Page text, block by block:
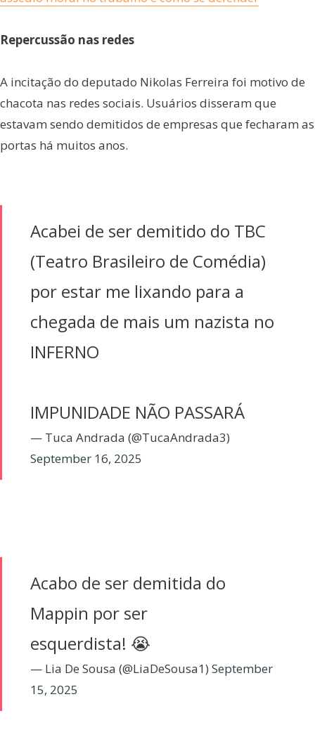
Repercussão nas redes
A incitação do deputado Nikolas Ferreira foi motivo de
chacota nas redes sociais. Usuários disseram que
estavam sendo demitidos de empresas que fecharam as
portas há muitos anos.
Acabei de ser demitido do TBC
(Teatro Brasileiro de Comédia)
por estar me lixando para a
chegada de mais um nazista no
INFERNO
IMPUNIDADE NÃO PASSARÁ
— Tuca Andrada (@TucaAndrada3)
September 16, 2025
Acabo de ser demitida do
Mappin por ser
esquerdista! 😭
— Lia De Sousa (@LiaDeSousa1) September
15, 2025